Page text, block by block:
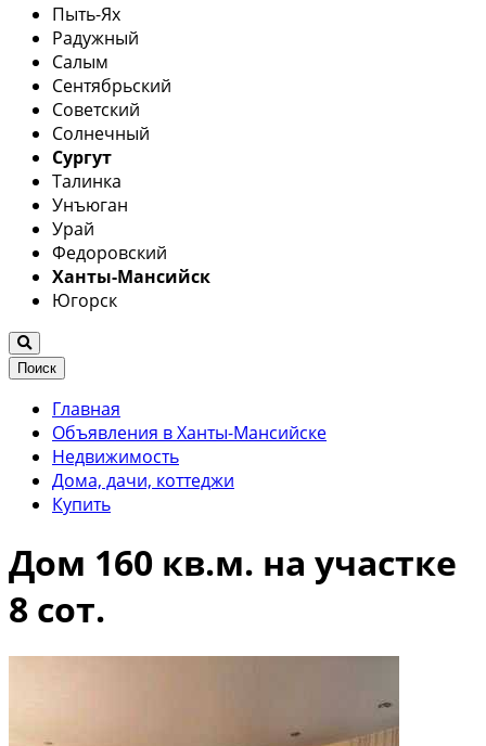
Пыть-Ях
Радужный
Салым
Сентябрьский
Советский
Солнечный
Сургут
Талинка
Унъюган
Урай
Федоровский
Ханты-Мансийск
Югорск
Поиск
Главная
Объявления в Ханты-Мансийске
Недвижимость
Дома, дачи, коттеджи
Купить
Дом 160 кв.м. на участке
8 сот.